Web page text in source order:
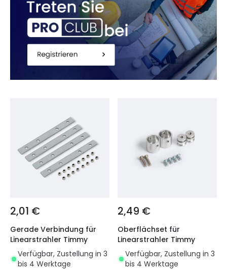
2,01 €
Gerade Verbindung für
Linearstrahler Timmy
Verfügbar, Zustellung in 3
bis 4 Werktage
2,49 €
Oberflächset für
Linearstrahler Timmy
Verfügbar, Zustellung in 3
bis 4 Werktage